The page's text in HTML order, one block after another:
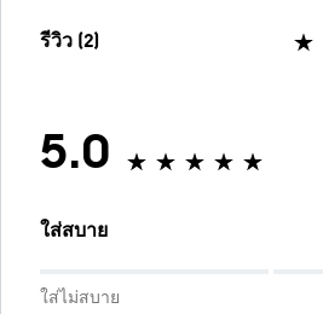
รีวิว (2)
5.0
ใส่สบาย
ใส่ไม่สบาย